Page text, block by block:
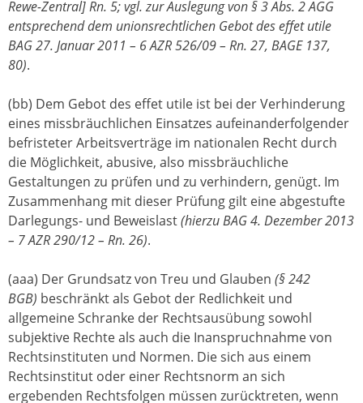
Rewe-Zentral] Rn. 5; vgl. zur Auslegung von § 3 Abs. 2 AGG
entsprechend dem unionsrechtlichen Gebot des effet utile
BAG 27. Januar 2011 – 6 AZR 526/09 – Rn. 27, BAGE 137,
80).
(bb) Dem Gebot des effet utile ist bei der Verhinderung
eines missbräuchlichen Einsatzes aufeinanderfolgender
befristeter Arbeitsverträge im nationalen Recht durch
die Möglichkeit, abusive, also missbräuchliche
Gestaltungen zu prüfen und zu verhindern, genügt. Im
Zusammenhang mit dieser Prüfung gilt eine abgestufte
Darlegungs- und Beweislast(hierzu BAG 4. Dezember 2013
– 7 AZR 290/12 – Rn. 26).
(aaa) Der Grundsatz von Treu und Glauben (§ 242
BGB) beschränkt als Gebot der Redlichkeit und
allgemeine Schranke der Rechtsausübung sowohl
subjektive Rechte als auch die Inanspruchnahme von
Rechtsinstituten und Normen. Die sich aus einem
Rechtsinstitut oder einer Rechtsnorm an sich
ergebenden Rechtsfolgen müssen zurücktreten, wenn